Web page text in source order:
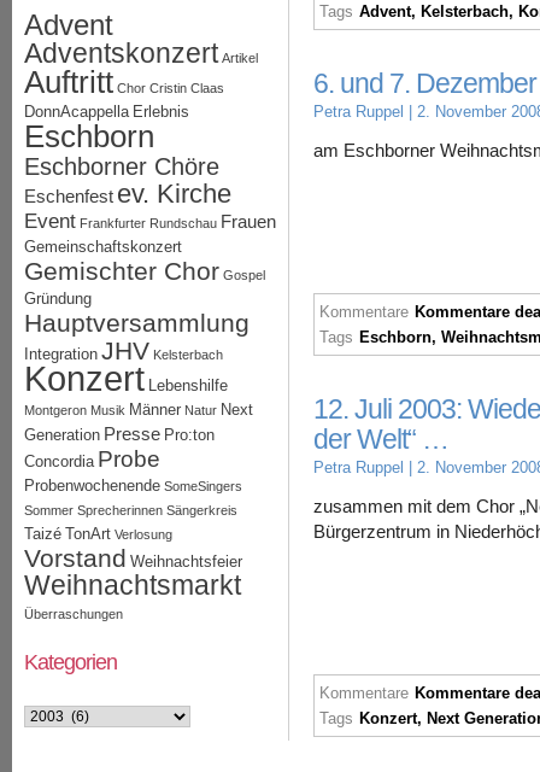
Tags Advent, Kelsterbach,
6. und 7.
Petra Ruppel | 2. November
am Eschborner
Kommentare Kommentare
Tags Eschborn,
12. Juli 2003:
der Welt“ …
Petra Ruppel | 2. November
zusammen mit dem Chor
Bürgerzentrum in
Kommentare Kommentare
Tags Konzert,Next
Advent
Adventskonzert Artikel
Auftritt Chor Cristin Claas
DonnAcappella Erlebnis
Eschborn
Eschborner Chöre
Eschenfest ev. Kirche
Event Frankfurter Rundschau Frauen
Gemeinschaftskonzert
Gemischter Chor Gospel
Gründung
Hauptversammlung
Integration JHV Kelsterbach
Konzert Lebenshilfe
Montgeron Musik Männer Natur Next
Generation Presse Pro:ton
Concordia Probe
Probenwochenende SomeSingers
Sommer Sprecherinnen Sängerkreis
Taizé TonArt Verlosung
Vorstand Weihnachtsfeier
Weihnachtsmarkt
Überraschungen
Kategorien
Kategorien